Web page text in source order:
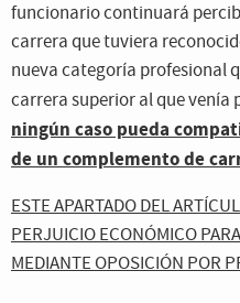
funcionario continuará
carrera que tuviera
nueva categoría profesional
carrera superior al que venía
ningún caso pueda
de un complemento de
ESTE APARTADO DEL
PERJUICIO ECONÓMICO
MEDIANTE OPOSICIÓN POR